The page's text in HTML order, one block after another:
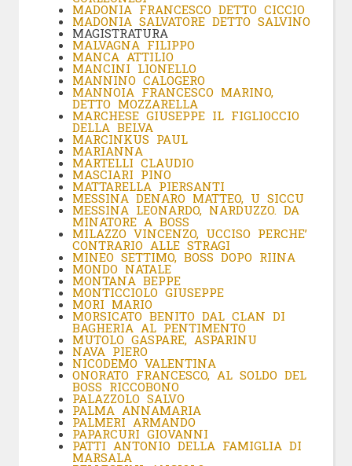
MADONIA FRANCESCO DETTO CICCIO
MADONIA SALVATORE DETTO SALVINO
MAGISTRATURA
MALVAGNA FILIPPO
MANCA ATTILIO
MANCINI LIONELLO
MANNINO CALOGERO
MANNOIA FRANCESCO MARINO,
DETTO MOZZARELLA
MARCHESE GIUSEPPE IL FIGLIOCCIO
DELLA BELVA
MARCINKUS PAUL
MARIANNA
MARTELLI CLAUDIO
MASCIARI PINO
MATTARELLA PIERSANTI
MESSINA DENARO MATTEO, U SICCU
MESSINA LEONARDO, NARDUZZO. DA
MINATORE A BOSS
MILAZZO VINCENZO, UCCISO PERCHE’
CONTRARIO ALLE STRAGI
MINEO SETTIMO, BOSS DOPO RIINA
MONDO NATALE
MONTANA BEPPE
MONTICCIOLO GIUSEPPE
MORI MARIO
MORSICATO BENITO DAL CLAN DI
BAGHERIA AL PENTIMENTO
MUTOLO GASPARE, ASPARINU
NAVA PIERO
NICODEMO VALENTINA
ONORATO FRANCESCO, AL SOLDO DEL
BOSS RICCOBONO
PALAZZOLO SALVO
PALMA ANNAMARIA
PALMERI ARMANDO
PAPARCURI GIOVANNI
PATTI ANTONIO DELLA FAMIGLIA DI
MARSALA